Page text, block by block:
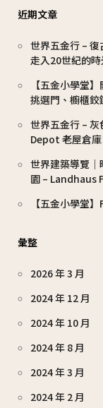
近期文章
世界五金行 –
走入20世紀的
【五金小學堂
挑選門、櫥櫃鉸
世界五金行 –
Depot 老屋倉庫
世界建築導覽
園 –
【五金小學堂
彙整
2026 年 3 月
2024 年 12 月
2024 年 10 月
2024 年 8 月
2024 年 3 月
2024 年 2 月